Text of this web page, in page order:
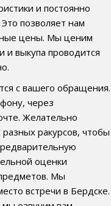
и постоянно
позволяет нам
цены. Мы ценим
и выкупа проводится
с вашего обращения.
через
Желательно
ракурсов, чтобы
оценки
Мы
встречи в Бердске.